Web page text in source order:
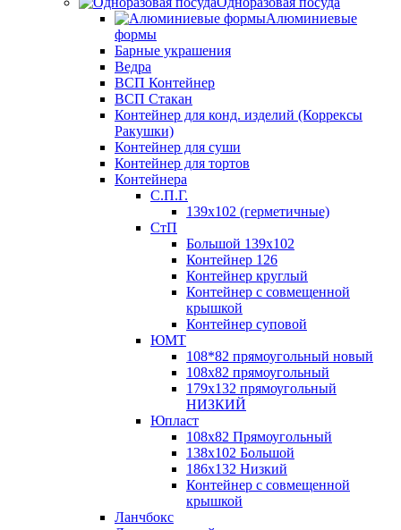
Алюминиевые
формы
Барные украшения
Ведра
ВСП Контейнер
ВСП Стакан
Контейнер для конд. изделий (Коррексы
Ракушки)
Контейнер для суши
Контейнер для тортов
Контейнера
С.П.Г.
139х102 (герметичные)
СтП
Большой 139х102
Контейнер 126
Контейнер круглый
Контейнер с совмещенной
крышкой
Контейнер суповой
ЮМТ
108*82 прямоугольный новый
108х82 прямоугольный
179х132 прямоугольный
НИЗКИЙ
Юпласт
108х82 Прямоугольный
138х102 Большой
186х132 Низкий
Контейнер с совмещенной
крышкой
Ланчбокс